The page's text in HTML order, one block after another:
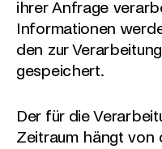
ihrer Anfrage
Informationen
den zur
gespeichert.
Der für die
Zeitraum hängt von